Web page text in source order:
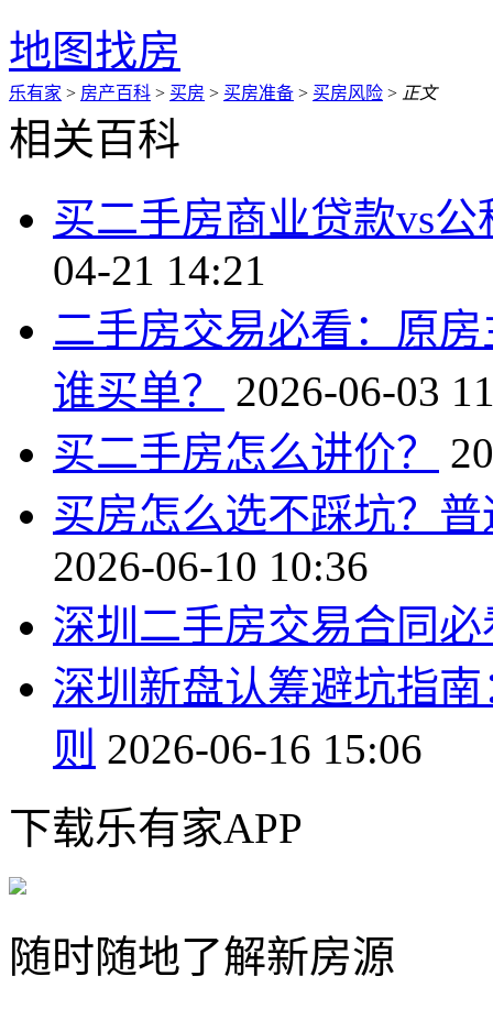
地图找房
乐有家 > 房产百科 > 买房 > 买房准备 > 买房风险 > 正文
相关百科
买二手房商业贷款vs
04-21 14:21
二手房交易必看：原
谁买单？
2026-06-03
买二手房怎么讲价？
买房怎么选不踩坑？
2026-06-10 10:36
深圳二手房交易合同
深圳新盘认筹避坑指
则 2026-06-16 15:06
下载乐有家APP
随时随地了解新房源